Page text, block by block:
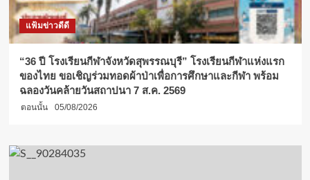
แฟ้มข่าวดีดี
“36 ปี โรงเรียนกีฬาจังหวัดสุพรรณบุรี” โรงเรียนกีฬาแห่งแรก
ของไทย ขอเชิญร่วมทอดผ้าป่าเพื่อการศึกษาและกีฬา พร้อม
ฉลองวันคล้ายวันสถาปนา 7 ส.ค. 2569
ตอนนั้น 05/08/2026